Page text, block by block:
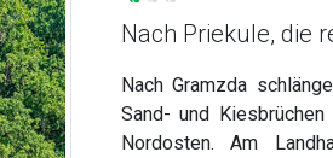
Nach Priekule, die
Nach Gramzda
Sand- und
Nordosten. Am